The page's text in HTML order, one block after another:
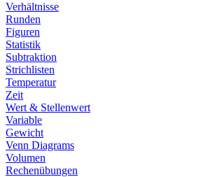
Verhältnisse
Runden
Figuren
Statistik
Subtraktion
Strichlisten
Temperatur
Zeit
Wert & Stellenwert
Variable
Gewicht
Venn Diagrams
Volumen
Rechenübungen